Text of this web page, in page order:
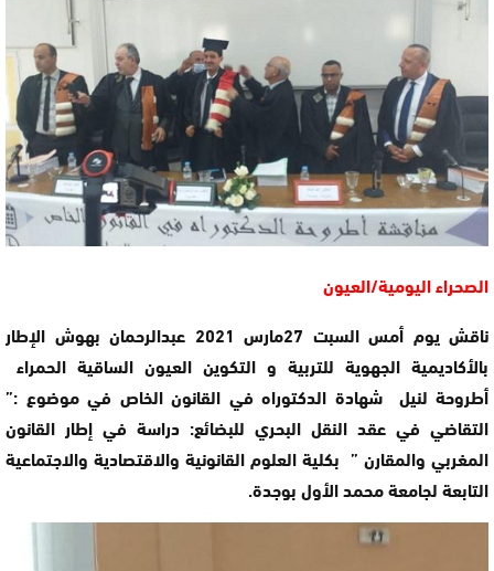
الصحراء اليومية/العيون
ناقش يوم أمس السبت 27مارس 2021 عبدالرحمان بهوش الإطار
بالأكاديمية الجهوية للتربية و التكوين العيون الساقية الحمراء
أطروحة لنيل شهادة الدكتوراه في القانون الخاص في موضوع :”
التقاضي في عقد النقل البحري للبضائع: دراسة في إطار القانون
المغربي والمقارن ” بكلية العلوم القانونية والاقتصادية والاجتماعية
التابعة لجامعة محمد الأول بوجدة.